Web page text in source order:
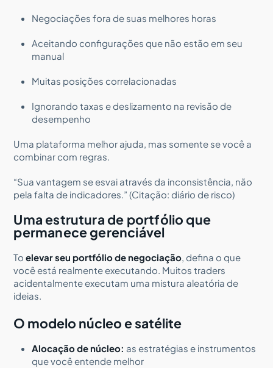
Negociações fora de suas melhores horas
Aceitando configurações que não estão em seu
manual
Muitas posições correlacionadas
Ignorando taxas e deslizamento na revisão de
desempenho
Uma plataforma melhor ajuda, mas somente se você a
combinar com regras.
“Sua vantagem se esvai através da inconsistência, não
pela falta de indicadores.” (Citação: diário de risco)
Uma estrutura de portfólio que
permanece gerenciável
Toelevar seu portfólio de negociação, defina o que
você está realmente executando. Muitos traders
acidentalmente executam uma mistura aleatória de
ideias.
O modelo núcleo e satélite
Alocação de núcleo: as estratégias e instrumentos
que você entende melhor